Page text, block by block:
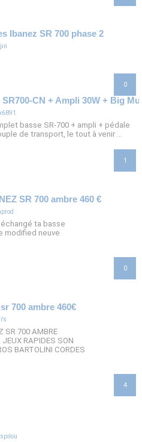
Ibanez SR 700 phase 2
0
CN + Ampli 30W + Big
basse SR-700 + ampli + pédale
de transport, le tout à venir ...
1
SR 700 ambre 460 €
ta basse
modified neuve
0
700 ambre 460€
SR 700 AMBRE
JEUX RAPIDES SON
BARTOLINI CORDES
4